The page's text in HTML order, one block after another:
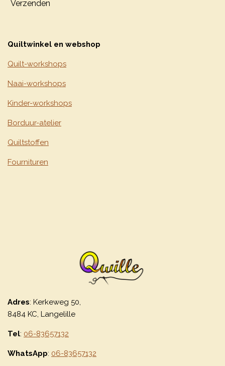
Verzenden
Quiltwinkel en webshop
Quilt-workshops
Naai-workshops
Kinder-workshops
Borduur-atelier
Quiltstoffen
Fournituren
Adres: Kerkeweg 50,
8484 KC, Langelille
Tel: 06-83657132
WhatsApp: 06-83657132